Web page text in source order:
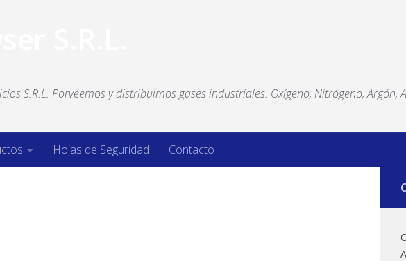
S.R.L. Porveemos y distribuimos gases industriales. Oxígeno, Nitrógeno, Argón,
Hojas de Seguridad Contacto